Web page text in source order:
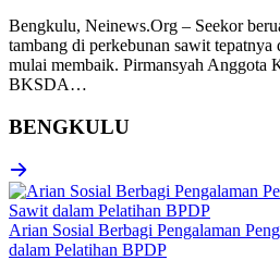
Bengkulu, Neinews.Org – Seekor
tambang di perkebunan sawit
mulai membaik. Pirmansyah Anggota
BKSDA…
BENGKULU
Arian Sosial Berbagi Pengalaman
dalam Pelatihan BPDP